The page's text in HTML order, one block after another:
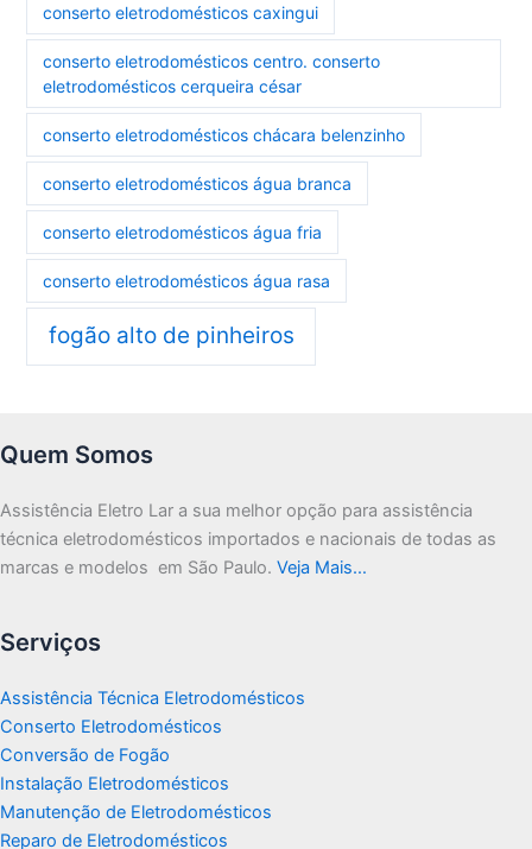
conserto eletrodomésticos caxingui
conserto eletrodomésticos centro. conserto
eletrodomésticos cerqueira césar
conserto eletrodomésticos chácara belenzinho
conserto eletrodomésticos água branca
conserto eletrodomésticos água fria
conserto eletrodomésticos água rasa
fogão alto de pinheiros
Quem Somos
Assistência Eletro Lar a sua melhor opção para assistência
técnica eletrodomésticos importados e nacionais de todas as
marcas e modelos em São Paulo. Veja Mais…
Serviços
Assistência Técnica Eletrodomésticos
Conserto Eletrodomésticos
Conversão de Fogão
Instalação Eletrodomésticos
Manutenção de Eletrodomésticos
Reparo de Eletrodomésticos